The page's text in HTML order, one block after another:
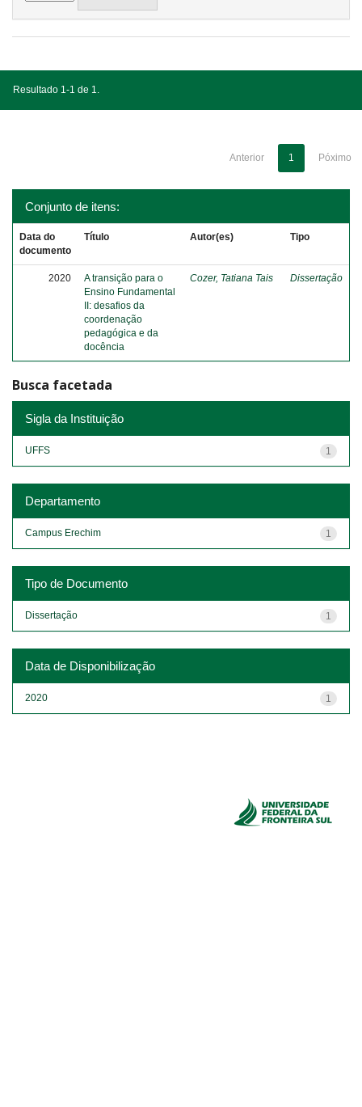
Resultado 1-1 de 1.
Anterior 1 Póximo
Conjunto de itens:
Data do
documento
Título Autor(es) Tipo
2020
A transição para o
Ensino Fundamental
II: desafios da
coordenação
pedagógica e da
docência
Cozer, Tatiana Tais Dissertação
Busca facetada
Sigla da Instituição
1
UFFS
Departamento
1
Campus Erechim
Tipo de Documento
1
Dissertação
Data de Disponibilização
1
2020